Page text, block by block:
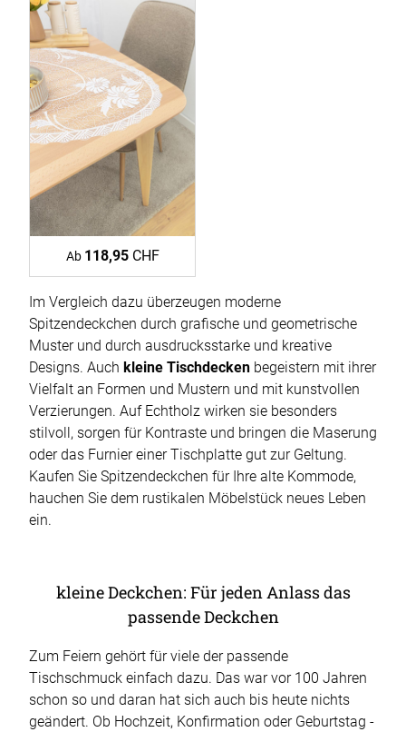
Ab 118,95CHF
Im Vergleich dazu überzeugen moderne
Spitzendeckchen durch grafische und geometrische
Muster und durch ausdrucksstarke und kreative
Designs. Auch kleine Tischdecken begeistern mit ihrer
Vielfalt an Formen und Mustern und mit kunstvollen
Verzierungen. Auf Echtholz wirken sie besonders
stilvoll, sorgen für Kontraste und bringen die Maserung
oder das Furnier einer Tischplatte gut zur Geltung.
Kaufen Sie Spitzendeckchen für Ihre alte Kommode,
hauchen Sie dem rustikalen Möbelstück neues Leben
ein.
kleine Deckchen: Für jeden Anlass das
passende Deckchen
Zum Feiern gehört für viele der passende
Tischschmuck einfach dazu. Das war vor 100 Jahren
schon so und daran hat sich auch bis heute nichts
geändert. Ob Hochzeit, Konfirmation oder Geburtstag -